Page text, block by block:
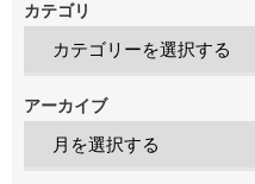
カテゴリ
アーカイブ